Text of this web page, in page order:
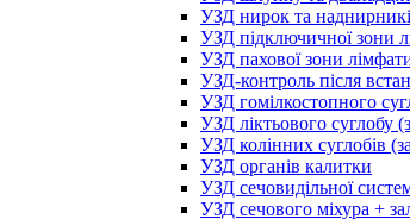
УЗД нирок та
УЗД підключичної зони
УЗД пахової зони
УЗД-контроль після
УЗД гомілкостопного
УЗД ліктьового суглобу
УЗД колінних суглобів
УЗД органів калитки
УЗД сечовидільної
УЗД сечового міхура +